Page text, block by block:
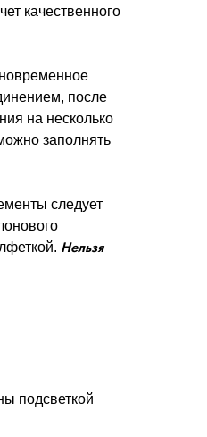
качественного
после
на несколько
заполнять
следует
Нельзя
подсветкой